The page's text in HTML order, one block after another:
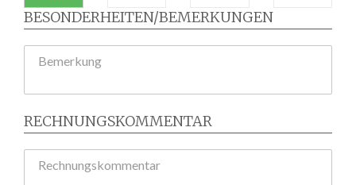
BESONDERHEITEN/BEMERKUNGEN
Bemerkung
RECHNUNGSKOMMENTAR
Rechnungskommentar